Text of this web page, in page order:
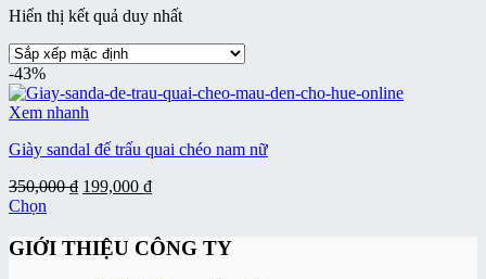
Hiển thị kết quả duy nhất
-43%
Xem nhanh
Giày sandal đế trấu quai chéo nam nữ
350,000₫ Giá
350,000 ₫.
199,000 ₫Giá
là:
Chọn
phẩm
GIỚI THIỆU CÔNG TY